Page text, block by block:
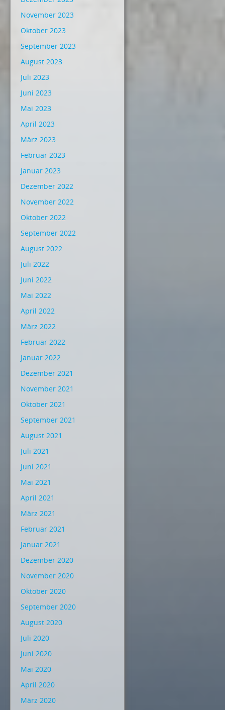
November 2023
Oktober 2023
September 2023
August 2023
Juli 2023
Juni 2023
Mai 2023
April 2023
März 2023
Februar 2023
Januar 2023
Dezember 2022
November 2022
Oktober 2022
September 2022
August 2022
Juli 2022
Juni 2022
Mai 2022
April 2022
März 2022
Februar 2022
Januar 2022
Dezember 2021
November 2021
Oktober 2021
September 2021
August 2021
Juli 2021
Juni 2021
Mai 2021
April 2021
März 2021
Februar 2021
Januar 2021
Dezember 2020
November 2020
Oktober 2020
September 2020
August 2020
Juli 2020
Juni 2020
Mai 2020
April 2020
März 2020